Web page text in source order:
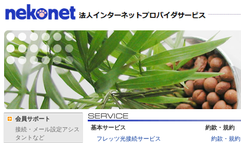
会員サポート
接続・メール設定アシス
タントなど
基本サービス
フレッツ光接続サービス
約款・規約
約款・規約